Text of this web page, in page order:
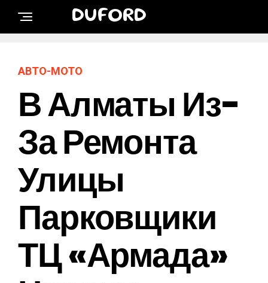
DUFORD
АВТО-МОТО
В Алматы Из-
За Ремонта
Улицы
Парковщики
ТЦ «Армада»